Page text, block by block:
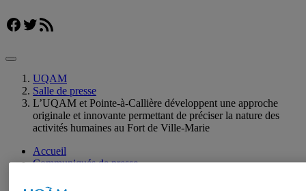
Facebook
Twitter
Flux RSS
UQAM
Salle de presse
L’UQAM et Pointe-à-Callière développent une approche
originale et innovante permettant de préciser la nature des
activités humaines au Fort de Ville-Marie
Accueil
Communiqués de presse
Banque de photos